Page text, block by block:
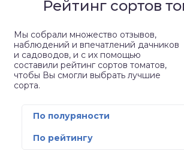
Рейтинг сортов
Мы собрали множество отзывов,
наблюдений и впечатлений дачников
и садоводов, и с их помощью
составили рейтинг сортов томатов,
чтобы Вы смогли выбрать лучшие
сорта.
По полуряности
По рейтингу